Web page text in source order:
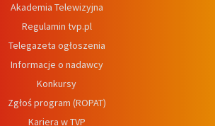
Akademia Telewizyjna
Regulamin tvp.pl
Telegazeta ogłoszenia
Informacje o nadawcy
Konkursy
Zgłoś program (ROPAT)
Kariera w TVP